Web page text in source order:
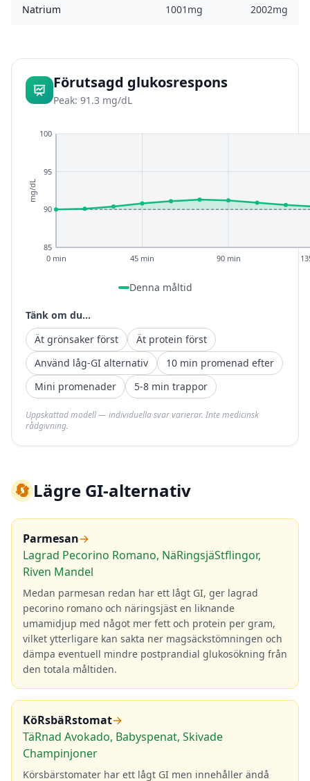
Natrium 1001mg 2002mg
Förutsagd glukosrespons
Peak: 91.3 mg/dL
85
90
95
100
0 min 45 min 90 min
mg/dL
Denna måltid
Tänk om du...
Ät grönsaker först
Ät protein först
Använd låg-GI alternativ
10 min promenad efter
Mini promenader
5-8 min trappor
Uppskattad modell — individuella svar varierar. Inte medicinsk
rådgivning.
🔄Lägre GI-alternativ
Parmesan→
Lagrad Pecorino Romano, NäRingsjäStflingor,
Riven Mandel
Medan parmesan redan har ett lågt GI, ger lagrad
pecorino romano och näringsjäst en liknande
umamidjup med något mer fett och protein per gram,
vilket ytterligare kan sakta ner magsäckstömningen och
dämpa eventuell mindre postprandial glukosökning från
den totala måltiden.
KöRsbäRstomat→
TäRnad Avokado, Babyspenat, Skivade
Champinjoner
Körsbärstomater har ett lågt GI men innehåller ändå